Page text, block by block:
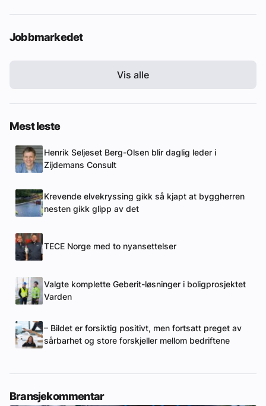
Jobbmarkedet
Vis alle
Mest leste
Henrik Seljeset Berg-Olsen blir daglig leder i
Zijdemans Consult
Krevende elvekryssing gikk så kjapt at byggherren
nesten gikk glipp av det
TECE Norge med to nyansettelser
Valgte komplette Geberit-løsninger i boligprosjektet
Varden
– Bildet er forsiktig positivt, men fortsatt preget av
sårbarhet og store forskjeller mellom bedriftene
Bransjekommentar